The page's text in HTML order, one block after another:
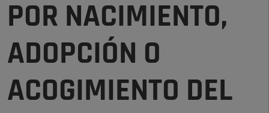
POR NACIMIENTO,
ADOPCIÓN O
ACOGIMIENTO DEL